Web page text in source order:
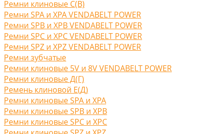
Ремни клиновые С(B)
Ремни SPA и XPA VENDABELT POWER
Ремни SPB и XPB VENDABELT POWER
Ремни SPC и XPC VENDABELT POWER
Ремни SPZ и XPZ VENDABELT POWER
Ремни зубчатые
Ремни клиновые 5V и 8V VENDABELT POWER
Ремни клиновые Д(Г)
Ремень клиновой Е(Д)
Ремни клиновые SPA и XPA
Ремни клиновые SPB и XPB
Ремни клиновые SPC и XPC